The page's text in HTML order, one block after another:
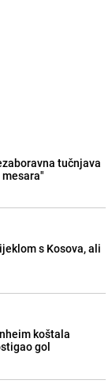
tučnjava
s Kosova, ali
koštala
gol